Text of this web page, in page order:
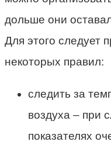
дольше они
Для этого следует
некоторых правил:
следить за
воздуха – при
показателях